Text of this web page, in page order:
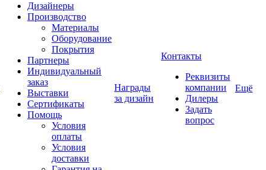
Дизайнеры
Производство
Материалы
Оборудование
Покрытия
Партнеры
Индивидуальный
заказ
Выставки
Сертификаты
Помощь
Условия
оплаты
Условия
доставки
Награды
за дизайн
Контакты
Реквизиты
компании
Дилеры
Задать
вопрос
Ещё